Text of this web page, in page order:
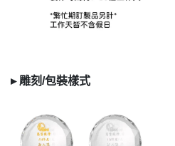
▸ 雕刻/包裝樣式